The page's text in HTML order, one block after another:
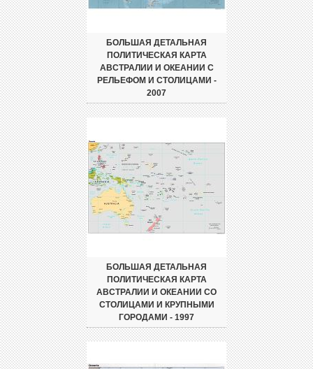
БОЛЬШАЯ ДЕТАЛЬНАЯ
ПОЛИТИЧЕСКАЯ КАРТА
АВСТРАЛИИ И ОКЕАНИИ С
РЕЛЬЕФОМ И СТОЛИЦАМИ -
2007
БОЛЬШАЯ ДЕТАЛЬНАЯ
ПОЛИТИЧЕСКАЯ КАРТА
АВСТРАЛИИ И ОКЕАНИИ СО
СТОЛИЦАМИ И КРУПНЫМИ
ГОРОДАМИ - 1997